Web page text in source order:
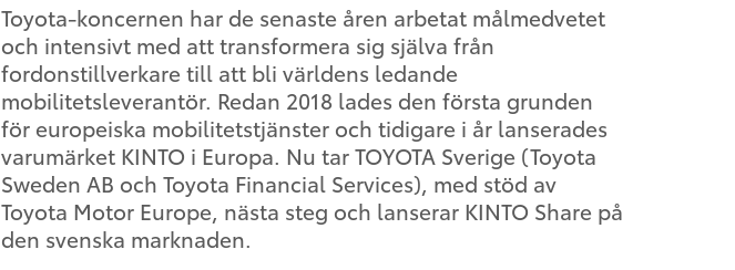
Toyota-koncernen har de senaste åren arbetat målmedvetet
och intensivt med att transformera sig själva från
fordonstillverkare till att bli världens ledande
mobilitetsleverantör. Redan 2018 lades den första grunden
för europeiska mobilitetstjänster och tidigare i år lanserades
varumärket KINTO i Europa. Nu tar TOYOTA Sverige (Toyota
Sweden AB och Toyota Financial Services), med stöd av
Toyota Motor Europe, nästa steg och lanserar KINTO Share på
den svenska marknaden.